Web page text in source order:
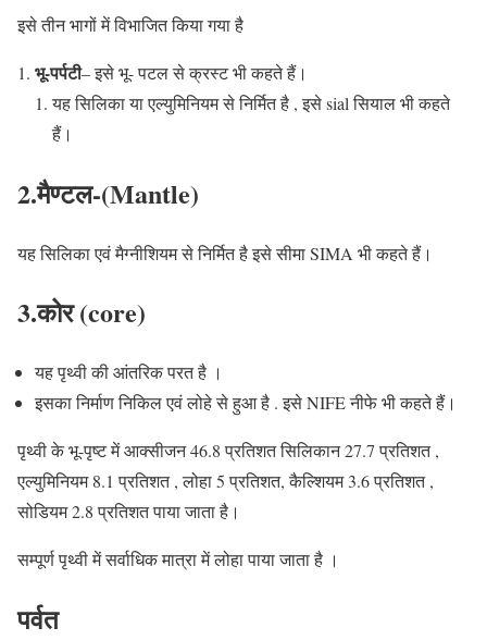
इसे तीन भागों में विभाजित किया गया है
भू-पर्पटी– इसे भू- पटल से क्रस्ट भी कहते हैं।
यह सिलिका या एल्युमिनियम से निर्मित है , इसे sial सियाल भी कहते
हैं।
2.मैण्टल-(Mantle)
यह सिलिका एवं मैग्नीशियम से निर्मित है इसे सीमा SIMA भी कहते हैं।
3.कोर (core)
यह पृथ्वी की आंतरिक परत है ।
इसका निर्माण निकिल एवं लोहे से हुआ है . इसे NIFE नीफे भी कहते हैं।
पृथ्वी के भू-पृष्ट में आक्सीजन 46.8 प्रतिशत सिलिकान 27.7 प्रतिशत ,
एल्युमिनियम 8.1 प्रतिशत , लोहा 5 प्रतिशत, कैल्शियम 3.6 प्रतिशत ,
सोडियम 2.8 प्रतिशत पाया जाता है।
सम्पूर्ण पृथ्वी में सर्वाधिक मात्रा में लोहा पाया जाता है ।
पर्वत